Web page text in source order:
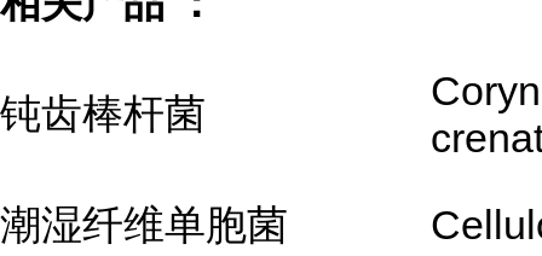
钝齿棒杆菌
潮湿纤维单胞菌